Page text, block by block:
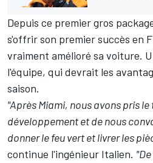
Depuis ce premier gros
s'offrir son premier succès en
vraiment amélioré sa voiture.
l'équipe, qui devrait les
saison.
"Après Miami, nous avons pris
développement et de nous
donner le feu vert et livrer les
continue l'ingénieur Italien.